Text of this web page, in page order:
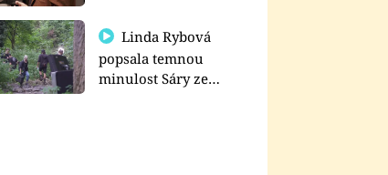
Linda Rybová
popsala temnou
minulost Sáry ze